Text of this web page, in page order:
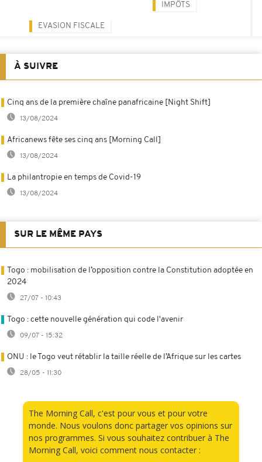
IMPÔTS
EVASION FISCALE
À SUIVRE
Cinq ans de la première chaîne panafricaine [Night Shift]
13/08/2024
Africanews fête ses cinq ans [Morning Call]
13/08/2024
La philantropie en temps de Covid-19
13/08/2024
SUR LE MÊME PAYS
Togo : mobilisation de l’opposition contre la Constitution adoptée en
2024
27/07 - 10:43
Togo : cette nouvelle génération qui code l'avenir
09/07 - 15:32
ONU : le Togo veut rétablir la taille réelle de l’Afrique sur les cartes
28/05 - 11:30
The Morning Call, c'est pour vous et pour votre
monde. Nous voulons donc partager vos opinions sur
nos programmes. Si vous souhaitez contribuer à The
Morning Call, voici comment nous contacter :